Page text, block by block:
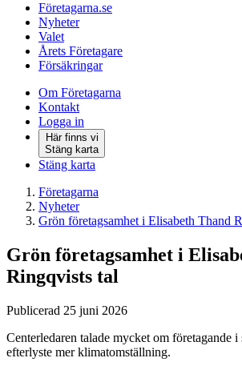
Företagarna.se
Nyheter
Valet
Årets Företagare
Försäkringar
Om Företagarna
Kontakt
Logga in
Här finns vi
Stäng karta
Stäng karta
Företagarna
Nyheter
Grön företagsamhet i Elisabeth Thand
Grön företagsamhet i
Ringqvists tal
Publicerad 25 juni 2026
Centerledaren talade mycket om företagande
efterlyste mer klimatomställning.